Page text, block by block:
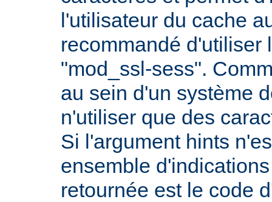
l'utilisateur du cache
recommandé d'utiliser
"mod_ssl-sess".
au sein d'un système
n'utiliser que des
Si l'argument hints
ensemble
retournée est le code